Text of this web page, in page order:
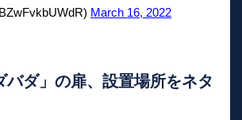
March 16, 2022
バダ」の扉、設置場所をネタ